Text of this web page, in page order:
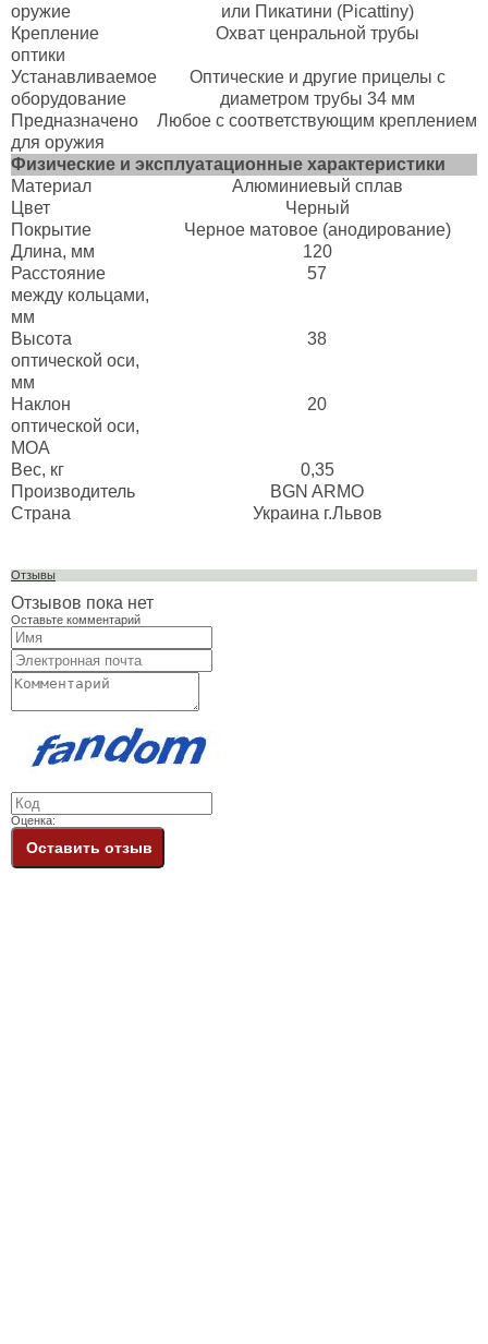
оружие
или Пикатини (Picattiny)
Крепление
оптики
Охват ценральной трубы
Устанавливаемое
оборудование
Оптические и другие прицелы с
диаметром трубы 34 мм
Предназначено
для оружия
Любое с соответствующим креплением
Физические и эксплуатационные характеристики
Материал
Алюминиевый сплав
Цвет
Черный
Покрытие
Черное матовое (анодирование)
Длина, мм
120
Расстояние
между кольцами,
мм
57
Высота
оптической оси,
мм
38
Наклон
оптической оси,
МОА
20
Вес, кг
0,35
Производитель
BGN ARMO
Страна
Украина г.Львов
Отзывы
Отзывов пока нет
Оставьте комментарий
Оценка:
Оставить отзыв